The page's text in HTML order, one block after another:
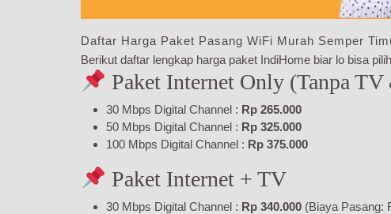
Daftar Harga Paket Pasang WiFi Murah Semper
Berikut daftar lengkap harga paket IndiHome biar lo bisa
Paket Internet Only (Tanpa TV
30 Mbps Digital Channel : Rp 265.000
50 Mbps Digital Channel : Rp 325.000
100 Mbps Digital Channel : Rp 375.000
Paket Internet + TV
30 Mbps Digital Channel : Rp 340.000 (Biaya Pasang: